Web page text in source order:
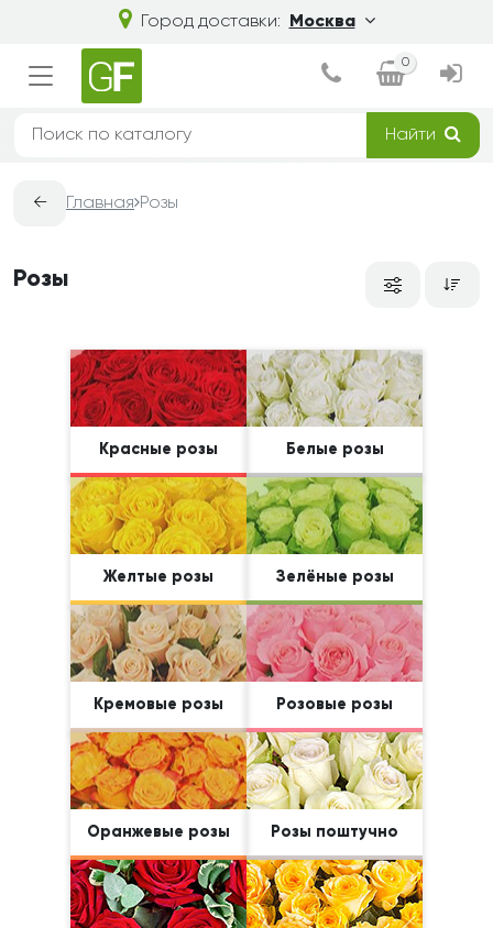
Город доставки: Москва
0
Найти
← Главная Розы
Розы
Красные розы Белые розы
Желтые розы Зелёные розы
Кремовые розы Розовые розы
Оранжевые розы Розы поштучно